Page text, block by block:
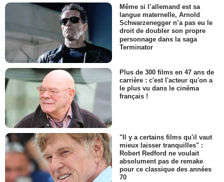
Même si l’allemand est sa
langue maternelle, Arnold
Schwarzenegger n’a pas eu le
droit de doubler son propre
personnage dans la saga
Terminator
Plus de 300 films en 47 ans de
carrière : c'est l'acteur qu'on a
le plus vu dans le cinéma
français !
"Il y a certains films qu'il vaut
mieux laisser tranquilles" :
Robert Redford ne voulait
absolument pas de remake
pour ce classique des années
70